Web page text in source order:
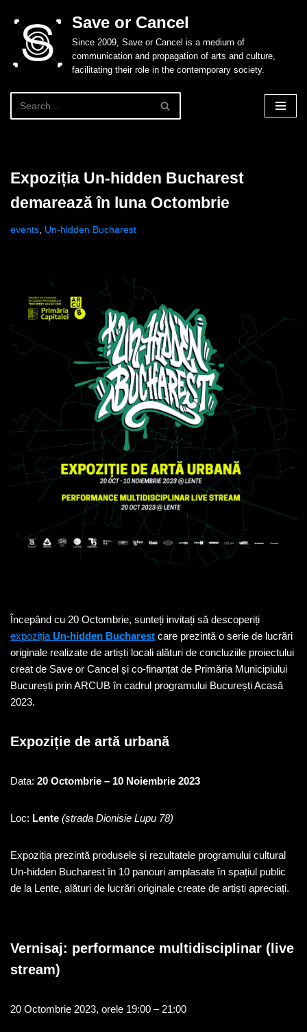
Skip
content
Save or Cancel
Since 2009, Save or Cancel is a medium of
communication and propagation of arts and culture,
facilitating their role in the contemporary society.
Expoziția Un-hidden Bucharest
demarează în luna Octombrie
events, Un-hidden Bucharest
Începând cu 20 Octombrie, sunteți invitați să descoperiți
expoziția Un-hidden Bucharest care prezintă o serie de lucrări
originale realizate de artiști locali alături de concluziile proiectului
creat de Save or Cancel și co-finanțat de Primăria Municipiului
București prin ARCUB în cadrul programului București Acasă
2023.
Expoziție de artă urbană
Data: 20 Octombrie – 10 Noiembrie 2023
Loc: Lente (strada Dionisie Lupu 78)
Expoziția prezintă produsele și rezultatele programului cultural
Un-hidden Bucharest în 10 panouri amplasate în spațiul public
de la Lente, alături de lucrări originale create de artiști apreciați.
Vernisaj: performance multidisciplinar (live
stream)
20 Octombrie 2023, orele 19:00 – 21:00